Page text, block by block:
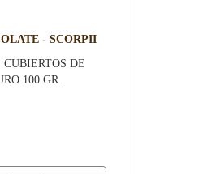
- SCORPII
DE
100 GR.